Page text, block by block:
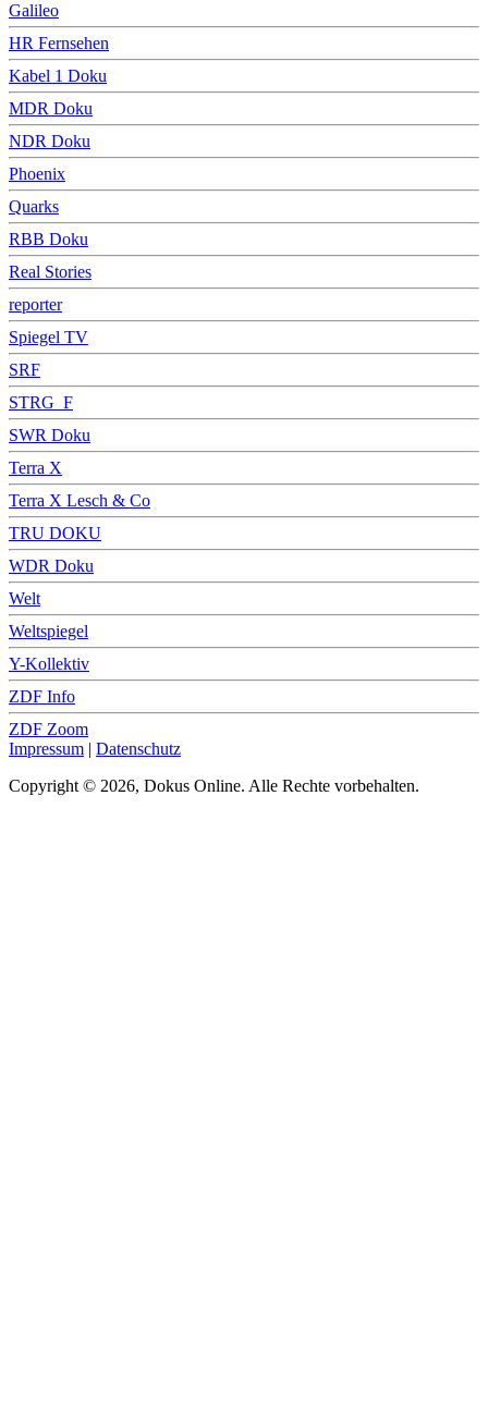
Galileo
HR Fernsehen
Kabel 1 Doku
MDR Doku
NDR Doku
Phoenix
Quarks
RBB Doku
Real Stories
reporter
Spiegel TV
SRF
STRG_F
SWR Doku
Terra X
Terra X Lesch & Co
TRU DOKU
WDR Doku
Welt
Weltspiegel
Y-Kollektiv
ZDF Info
ZDF Zoom
Impressum | Datenschutz
Copyright © 2026, Dokus Online. Alle Rechte vorbehalten.